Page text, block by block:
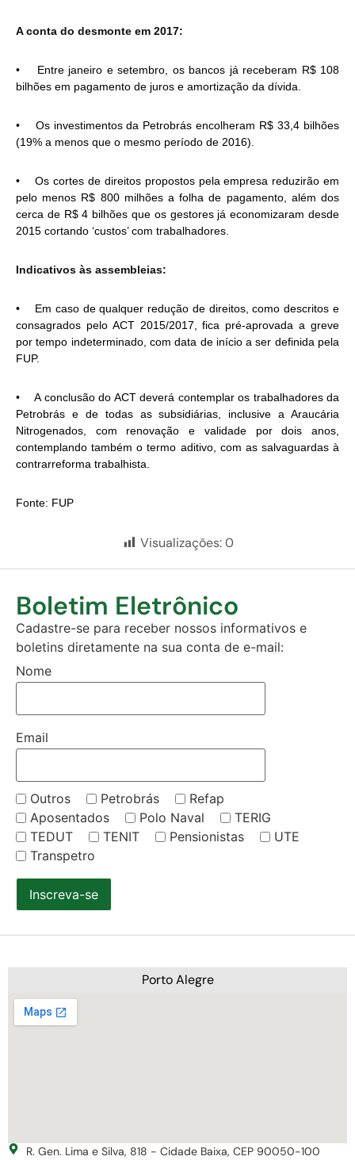
A conta do desmonte em 2017:
• Entre janeiro e setembro, os bancos já receberam R$ 108
bilhões em pagamento de juros e amortização da dívida.
• Os investimentos da Petrobrás encolheram R$ 33,4 bilhões
(19% a menos que o mesmo período de 2016).
• Os cortes de direitos propostos pela empresa reduzirão em
pelo menos R$ 800 milhões a folha de pagamento, além dos
cerca de R$ 4 bilhões que os gestores já economizaram desde
2015 cortando ‘custos’ com trabalhadores.
Indicativos às assembleias:
• Em caso de qualquer redução de direitos, como descritos e
consagrados pelo ACT 2015/2017, fica pré-aprovada a greve
por tempo indeterminado, com data de início a ser definida pela
FUP.
• A conclusão do ACT deverá contemplar os trabalhadores da
Petrobrás e de todas as subsidiárias, inclusive a Araucária
Nitrogenados, com renovação e validade por dois anos,
contemplando também o termo aditivo, com as salvaguardas à
contrarreforma trabalhista.
Fonte: FUP
Visualizações:0
Boletim Eletrônico
Cadastre-se para receber nossos informativos e
boletins diretamente na sua conta de e-mail:
Nome
Email
Outros Petrobrás
Refap
Aposentados
Polo Naval
TERIG
TEDUT
TENIT Pensionistas
UTE
Transpetro
Inscreva-se
Porto Alegre
R. Gen. Lima e Silva, 818 - Cidade Baixa, CEP 90050-100